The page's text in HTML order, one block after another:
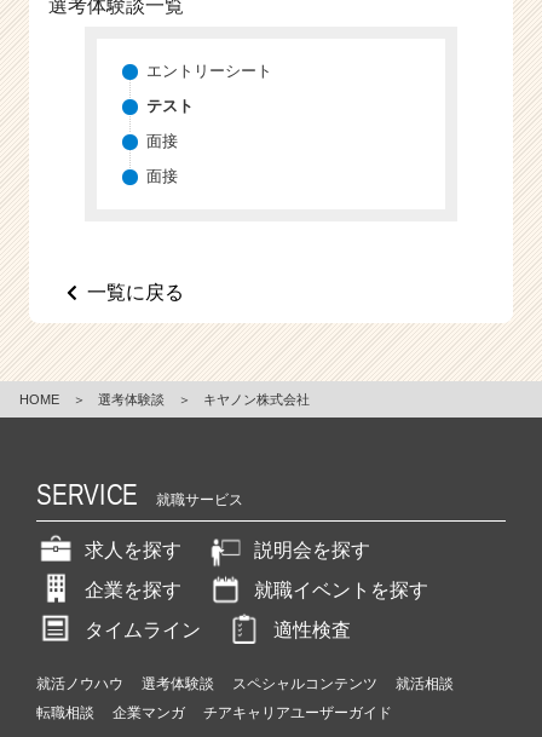
チ
r
選考体験談一覧
エントリーシート
テスト
面接
面接
一覧に戻る
HOME ＞ 選考体験談 ＞ キヤノン株式会社
SERVICE 就職サービス
求人を探す
説明会を探す
企業を探す
就職イベントを探す
タイムライン
適性検査
就活ノウハウ 選考体験談 スペシャルコンテンツ
就活相談
転職相談
企業マンガ チアキャリアユーザーガイド